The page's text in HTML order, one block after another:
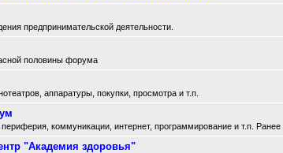
предпринимательской деятельности.
половины форума
аппаратуры, покупки, просмотра и т.п.
коммуникации, интернет, программирование и т.п. Ранее
"Академия здоровья"